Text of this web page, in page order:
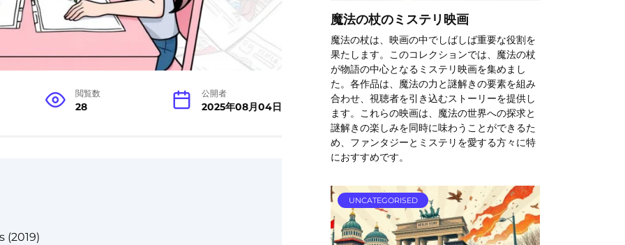
閲覧数
28
公開者
2025年08月04日
(2019)
魔法の杖のミステリ映画
魔法の杖は、映画の中でしばしば重要な役割を
果たします。このコレクションでは、魔法の杖
が物語の中心となるミステリ映画を集めまし
た。各作品は、魔法の力と謎解きの要素を組み
合わせ、視聴者を引き込むストーリーを提供し
ます。これらの映画は、魔法の世界への探求と
謎解きの楽しみを同時に味わうことができるた
め、ファンタジーとミステリを愛する方々に特
におすすめです。
UNCATEGORISED